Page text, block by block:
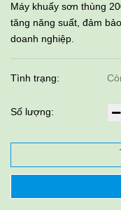
Máy khuấy sơn thùng
tăng năng suất, đảm
doanh nghiệp.
Tình trạng:
Số lượng: